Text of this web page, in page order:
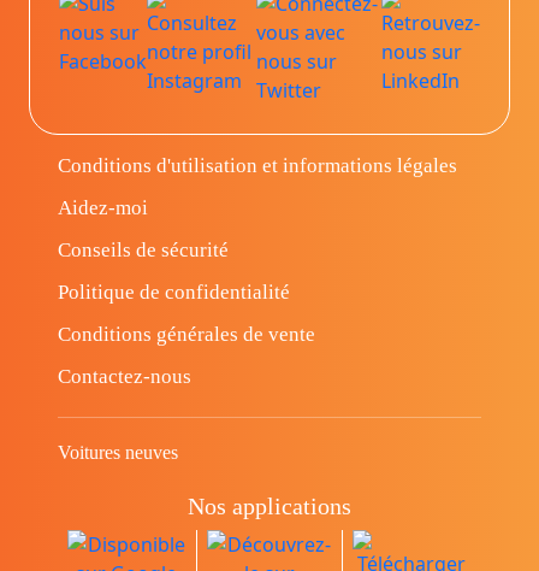
Conditions d'utilisation et informations légales
Aidez-moi
Conseils de sécurité
Politique de confidentialité
Conditions générales de vente
Contactez-nous
Voitures neuves
Nos applications